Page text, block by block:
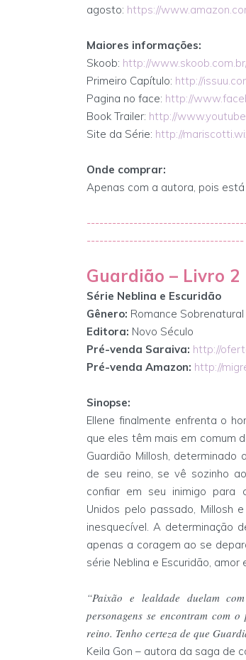
agosto: https://
Maiores informações:
Skoob: http://
Primeiro Capítulo: http://
Pagina no face: http://
Book Trailer: http://
Site da Série: http://
Onde comprar:
Apenas com a autora, pois
-------------------------------------
Guardião – Livro 2
Série Neblina e Escuridão
Gênero: Romance Sobrenatural
Editora: Novo Século
Pré-venda Saraiva: http://
Pré-venda Amazon: http://
Sinopse:
Ellene finalmente enfrenta o
que eles têm mais em comum
Guardião Millosh, determinado
de seu reino, se vê sozinho
confiar em seu inimigo para
Unidos pelo passado, Millosh
inesquecível. A determinação
apenas a coragem ao se
série Neblina e Escuridão,
“Paixão e lealdade duelam
personagens se encontram com
reino. Tenho certeza de que
Keila Gon – autora da saga de